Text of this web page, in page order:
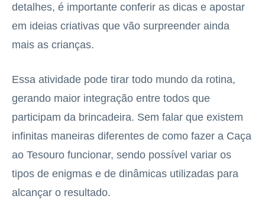
detalhes, é importante conferir as dicas e apostar
em ideias criativas que vão surpreender ainda
mais as crianças.
Essa atividade pode tirar todo mundo da rotina,
gerando maior integração entre todos que
participam da brincadeira. Sem falar que existem
infinitas maneiras diferentes de como fazer a Caça
ao Tesouro funcionar, sendo possível variar os
tipos de enigmas e de dinâmicas utilizadas para
alcançar o resultado.